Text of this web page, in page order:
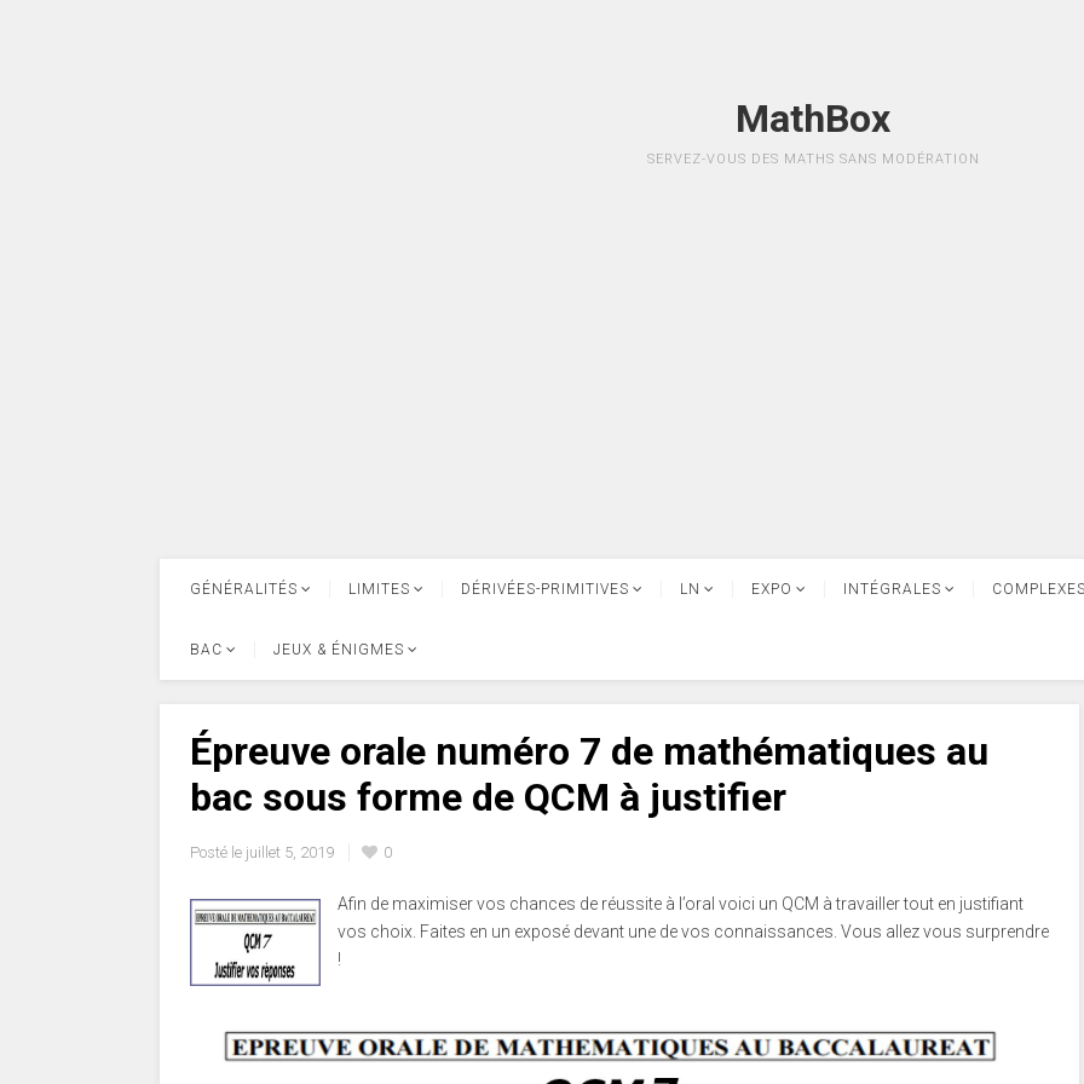
MathBox
SERVEZ-VOUS DES MATHS SANS MODÉRATION
GÉNÉRALITÉS LIMITES DÉRIVÉES-PRIMITIVES LN EXPO INTÉGRALES COMPLEXES
BAC JEUX & ÉNIGMES
Épreuve orale numéro 7 de mathématiques au
bac sous forme de QCM à justifier
Posté le juillet 5, 2019 0
Afin de maximiser vos chances de réussite à l’oral voici un QCM à travailler tout en justifiant
vos choix. Faites en un exposé devant une de vos connaissances. Vous allez vous surprendre
!